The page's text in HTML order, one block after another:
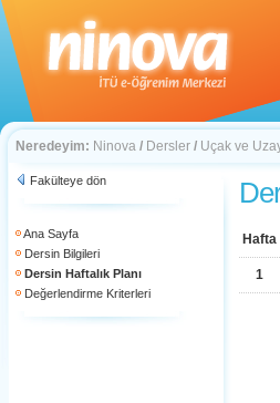
Neredeyim: Ninova / Dersler / Uçak ve
Fakülteye dön
Ana Sayfa
Dersin Bilgileri
Dersin Haftalık Planı
Değerlendirme Kriterleri
Hafta
1